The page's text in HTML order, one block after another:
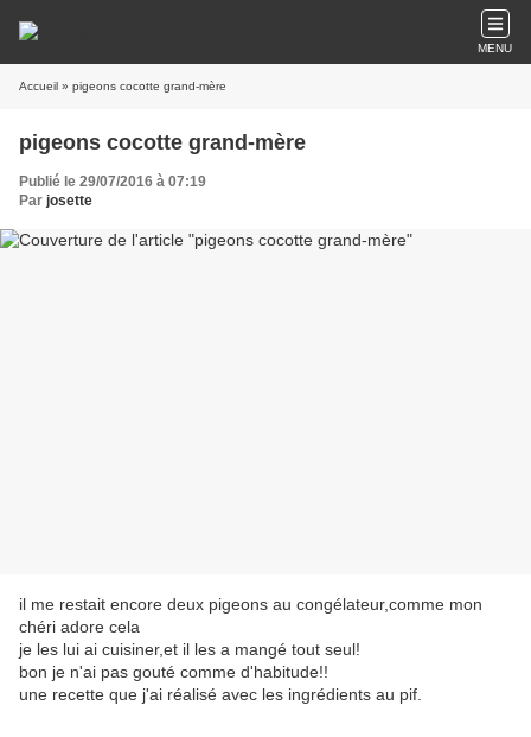
MENU
Accueil » pigeons cocotte grand-mère
pigeons cocotte grand-mère
Publié le 29/07/2016 à 07:19
Par josette
il me restait encore deux pigeons au congélateur,comme mon
chéri adore cela
je les lui ai cuisiner,et il les a mangé tout seul!
bon je n'ai pas gouté comme d'habitude!!
une recette que j'ai réalisé avec les ingrédients au pif.